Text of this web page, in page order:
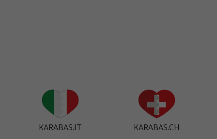
KARABAS.IT KARABAS.CH